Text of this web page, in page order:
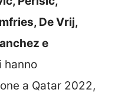
De Vrij,
e
hanno
a Qatar 2022,